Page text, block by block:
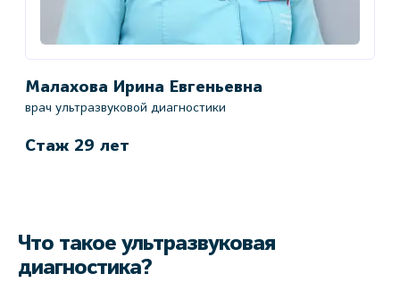
Малахова Ирина Евгеньевна
врач ультразвуковой диагностики
Стаж 29 лет
Что такое ультразвуковая
диагностика?